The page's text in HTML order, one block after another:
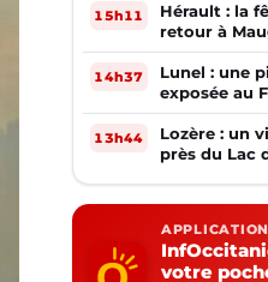
15h11
Hérault : la
retour à
14h37
Lunel : une
exposée au
13h44
Lozère : un
près du Lac
votre